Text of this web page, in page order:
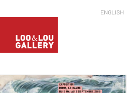
ENGLISH